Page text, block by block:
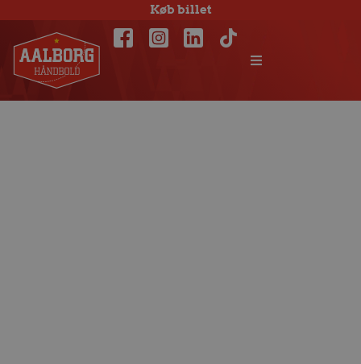
Køb billet